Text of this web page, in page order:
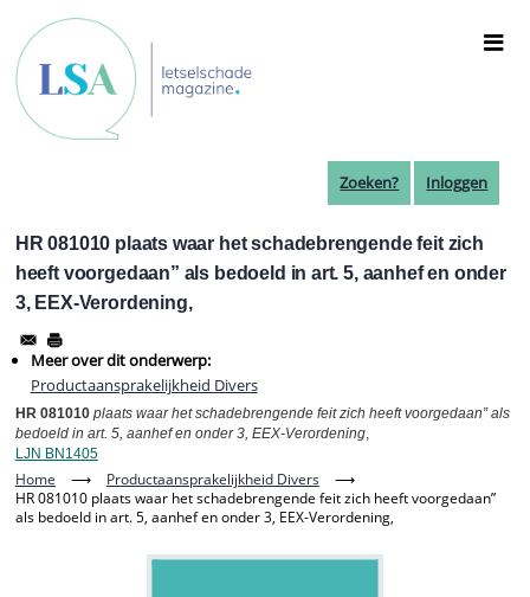
naar
de
inhoud
gaan
Zoeken? Inloggen
HR 081010 plaats waar het schadebrengende feit zich
heeft voorgedaan” als bedoeld in art. 5, aanhef en onder
3, EEX-Verordening,
Meer over dit onderwerp:
Productaansprakelijkheid Divers
HR 081010 plaats waar het schadebrengende feit zich heeft voorgedaan” als
bedoeld in art. 5, aanhef en onder 3, EEX-Verordening,
LJN BN1405
Home ⟶ Productaansprakelijkheid Divers
⟶
HR 081010 plaats waar het schadebrengende feit zich heeft voorgedaan”
als bedoeld in art. 5, aanhef en onder 3, EEX-Verordening,